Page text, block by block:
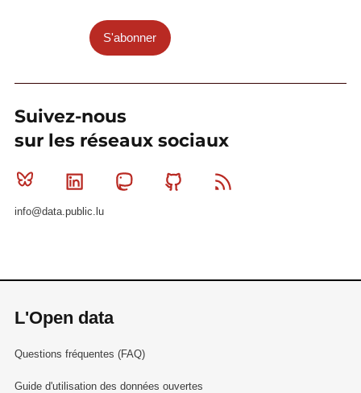
S'abonner
Suivez-nous
sur les réseaux sociaux
Bluesky Linkedin MastodonGithub
info@data.public.lu
L'Open data
Questions fréquentes (FAQ)
Guide d'utilisation des données ouvertes